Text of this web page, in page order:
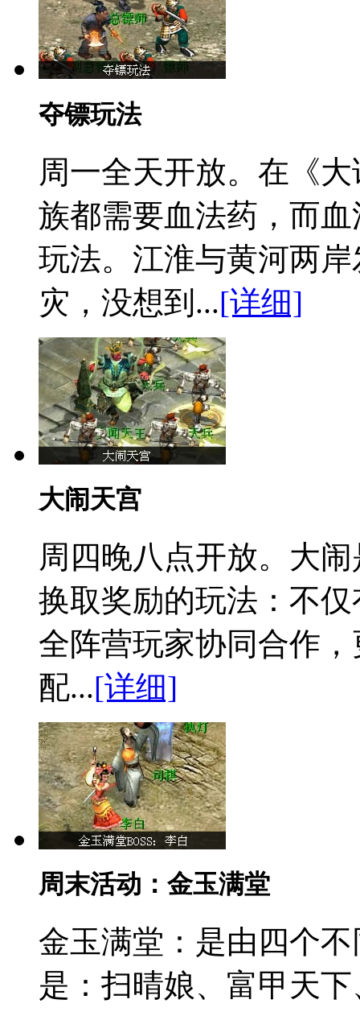
夺镖玩法
周一全天开放。 在《
族都需要血法药，而
玩法。江淮与黄河两
灾，没想到...[详细]
大闹天宫
周四晚八点开放。 大
换取奖励的玩法：不
全阵营玩家协同合作
配...[详细]
周末活动：金玉满堂
金玉满堂： 是由四个
是：扫晴娘、富甲天